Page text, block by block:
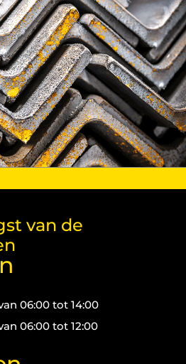
van de
06:00 tot 14:00
06:00 tot 12:00